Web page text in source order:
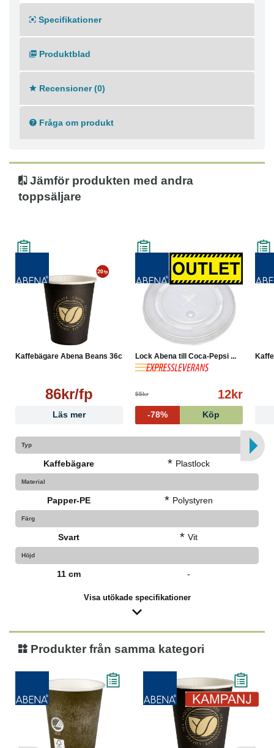
Specifikationer
Produktblad
Recensioner (0)
Fråga om produkt
Jämför produkten med andra
toppsäljare
Kaffebägare Abena Beans 36c...
86kr/fp
Läs mer
Lock Abena till Coca-Pepsi ...
55kr 12kr
-78% Köp
Typ
Kaffebägare * Plastlock
Material
Papper-PE * Polystyren
Färg
Svart * Vit
Höjd
11 cm -
Visa utökade specifikationer
Produkter från samma kategori